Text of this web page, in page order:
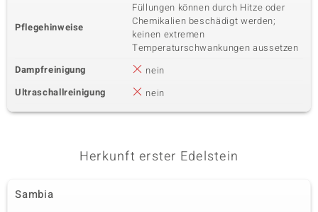
Pflegehinweise
Füllungen können durch Hitze oder
Chemikalien beschädigt werden;
keinen extremen
Temperaturschwankungen aussetzen
Dampfreinigung
nein
Ultraschallreinigung
nein
Herkunft erster Edelstein
Sambia